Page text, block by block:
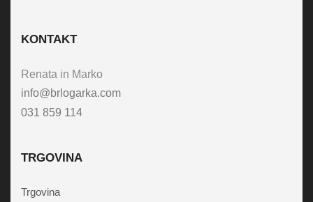
KONTAKT
Renata in Marko
info@brlogarka.com
031 859 114
TRGOVINA
Trgovina